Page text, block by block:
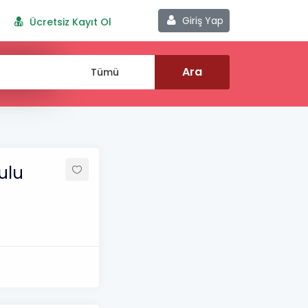
Giriş Yap
Ücretsiz Kayıt Ol